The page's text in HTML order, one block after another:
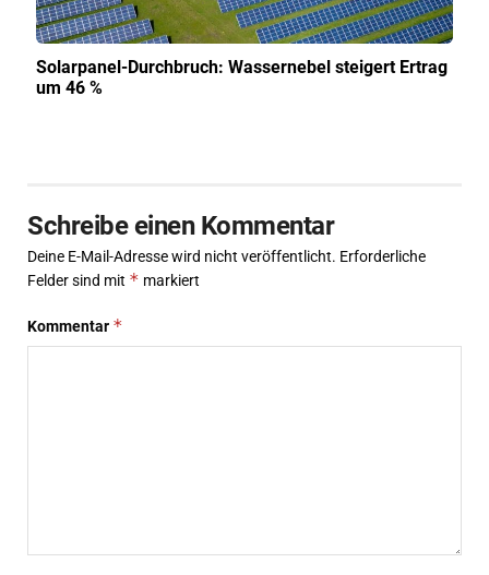
Solarpanel-Durchbruch: Wassernebel steigert Ertrag
um 46 %
Schreibe einen Kommentar
Deine E-Mail-Adresse wird nicht veröffentlicht. Erforderliche
Felder sind mit * markiert
Kommentar *